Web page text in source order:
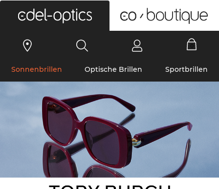
Sonnenbrillen Optische Brillen Sportbrillen